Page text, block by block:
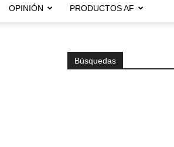
OPINIÓN PRODUCTOS AF
Búsquedas